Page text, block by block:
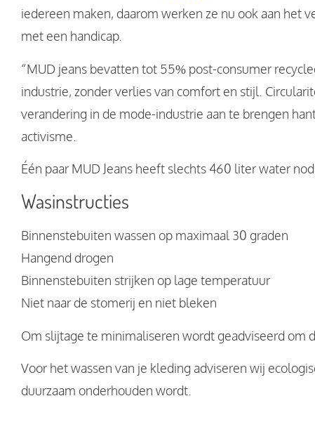
iedereen maken, daarom werken ze nu ook aan het
met een handicap.
“MUD jeans bevatten tot 55% post-consumer
industrie, zonder verlies van comfort en stijl.
verandering in de mode-industrie aan te brengen
activisme.
Één paar MUD Jeans heeft slechts 460 liter water
Wasinstructies
Binnenstebuiten wassen op maximaal 30 graden
Hangend drogen
Binnenstebuiten strijken op lage temperatuur
Niet naar de stomerij en niet bleken
Om slijtage te minimaliseren wordt geadviseerd om
Voor het wassen van je kleding adviseren wij
duurzaam onderhouden wordt.